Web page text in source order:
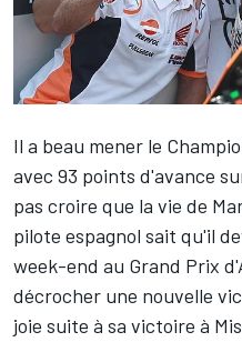
Il a beau mener le
avec 93 points d'avance
pas croire que la vie de
pilote espagnol sait qu'il
week-end au Grand Prix
décrocher une nouvelle
joie suite à sa victoire à